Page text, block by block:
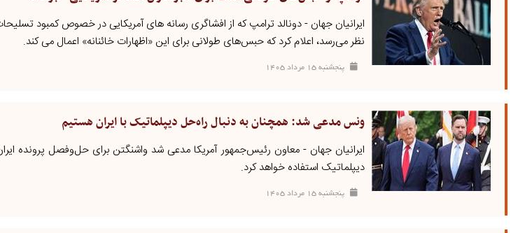
ایرانیان جهان - دونالد ترامپ که از افشاگری رسانه های آمریکایی در خصوص کمبود
نظر می‌رسد، اعلام کرد که حبس‌های طولانی برای این «اظهارات خائنانه» اعمال می کند.
پنجشنبه ۱۵ مرداد ۱۴۰۵
ونس مدعی شد: همچنان به دنبال راه‌حل دیپلماتیک با ایران هستیم
ایرانیان جهان - معاون رئیس‌جمهور آمریکا مدعی شد واشنگتن برای حل‌وفصل پرونده
دیپلماتیک استفاده خواهد کرد.
پنجشنبه ۱۵ مرداد ۱۴۰۵